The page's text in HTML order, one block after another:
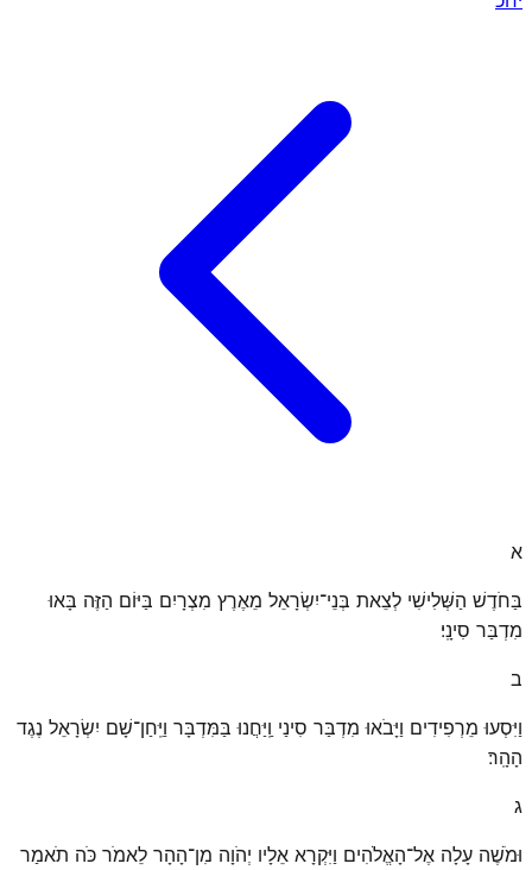
א
בַּחֹדֶשׁ הַשְּׁלִישִׁי לְצֵאת בְּנֵי־יִשְׂרָאֵל מֵאֶרֶץ מִצְרָיִם בַּיּוֹם הַזֶּה בָּאוּ
מִדְבַּר סִינָֽי׃
ב
וַיִּסְעוּ מֵרְפִידִים וַיָּבֹאוּ מִדְבַּר סִינַי וַֽיַּחֲנוּ בַּמִּדְבָּר וַיִּֽחַן־שָׁם יִשְׂרָאֵל נֶגֶד
הָהָֽר׃
ג
וּמֹשֶׁה עָלָה אֶל־הָאֱלֹהִים וַיִּקְרָא אֵלָיו יְהֹוָה מִן־הָהָר לֵאמֹר כֹּה תֹאמַר